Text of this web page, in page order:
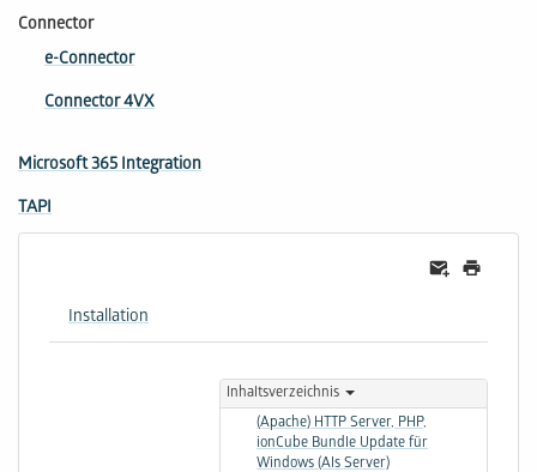
Connector
e-Connector
Connector 4VX
Microsoft 365 Integration
TAPI
Installation
Inhaltsverzeichnis
(Apache) HTTP Server, PHP,
ionCube Bundle Update für
Windows (Als Server)